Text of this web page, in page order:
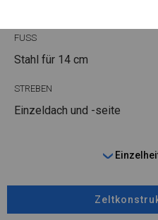
FUSS
Stahl für 14 cm
STREBEN
Einzeldach und -seite